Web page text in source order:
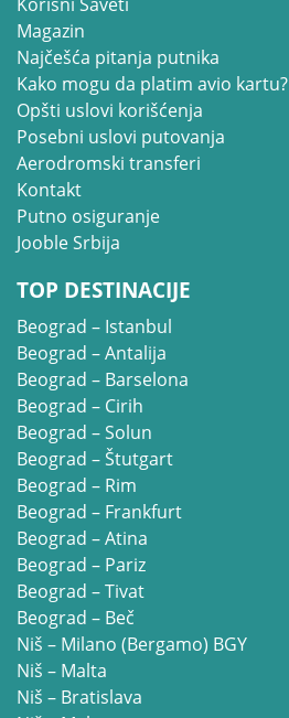
Magazin
Najčešća pitanja putnika
Kako mogu da platim avio kartu?
Opšti uslovi korišćenja
Posebni uslovi putovanja
Aerodromski transferi
Kontakt
Putno osiguranje
Jooble Srbija
TOP DESTINACIJE
Beograd – Istanbul
Beograd – Antalija
Beograd – Barselona
Beograd – Cirih
Beograd – Solun
Beograd – Štutgart
Beograd – Rim
Beograd – Frankfurt
Beograd – Atina
Beograd – Pariz
Beograd – Tivat
Beograd – Beč
Niš – Milano (Bergamo) BGY
Niš – Malta
Niš – Bratislava